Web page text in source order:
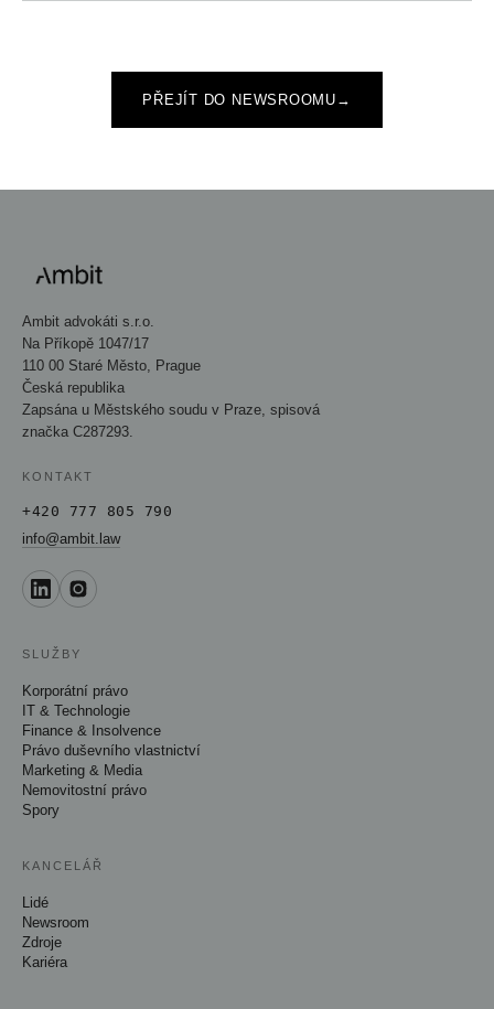
PŘEJÍT DO NEWSROOMU →
Ambit advokáti s.r.o.
Na Příkopě 1047/17
110 00 Staré Město, Prague
Česká republika
Zapsána u Městského soudu v Praze, spisová
značka C287293.
KONTAKT
+420 777 805 790
info@ambit.law
SLUŽBY
Korporátní právo
IT & Technologie
Finance & Insolvence
Právo duševního vlastnictví
Marketing & Media
Nemovitostní právo
Spory
KANCELÁŘ
Lidé
Newsroom
Zdroje
Kariéra